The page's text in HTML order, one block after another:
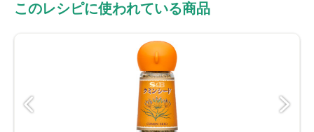
このレシピに使われている商品